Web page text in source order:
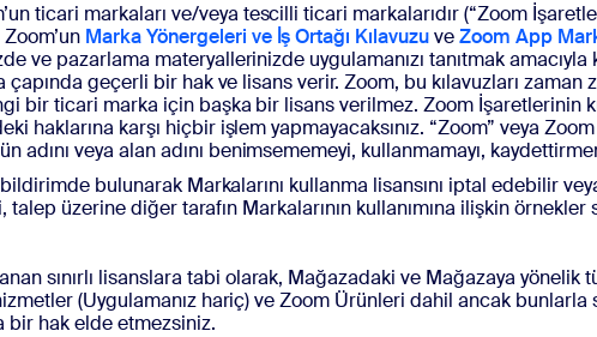
ticari markaları ve/veya tescilli ticari markalarıdır (“Zoom
Marka Yönergeleri ve İş Ortağı KılavuzuveZoom App
ve pazarlama materyallerinizde uygulamanızı tanıtmak
geçerli bir hak ve lisans verir. Zoom, bu kılavuzları
bir ticari marka için başka bir lisans verilmez. Zoom İşaretlerinin
haklarına karşı hiçbir işlem yapmayacaksınız. “Zoom” veya
veya alan adını benimsememeyi, kullanmamayı,
bulunarak Markalarını kullanma lisansını iptal edebilir
üzerine diğer tarafın Markalarının kullanımına ilişkin örnekler
sınırlı lisanslara tabi olarak, Mağazadaki ve Mağazaya yönelik
(Uygulamanız hariç) ve Zoom Ürünleri dahil ancak bunlarla
bir hak elde etmezsiniz.